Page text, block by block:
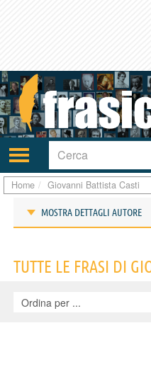
Attiva/disattiva
navigazione
Home Giovanni Battista Casti
MOSTRA DETTAGLI AUTORE
TUTTE LE FRASI DI